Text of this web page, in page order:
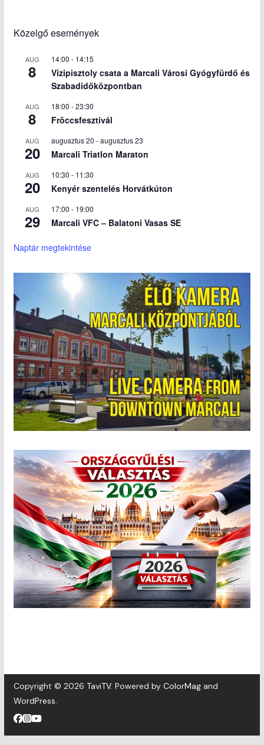
Közelgő események
AUG
8
14:00 - 14:15
Vizipisztoly csata a Marcali Városi Gyógyfürdő és
Szabadidőközpontban
AUG
8
18:00 -23:30
Fröccsfesztivál
AUG
20
augusztus 20 -augusztus 23
Marcali Triatlon Maraton
AUG
20
10:30 - 11:30
Kenyér szentelés Horvátkúton
AUG
29
17:00 - 19:00
Marcali VFC – Balatoni Vasas SE
Naptár megtekintése
Copyright © 2026 TaviTV. Powered by ColorMagand
WordPress.